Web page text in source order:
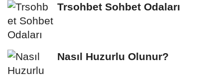
Trsohbet Sohbet Odaları
Nasıl Huzurlu Olunur?